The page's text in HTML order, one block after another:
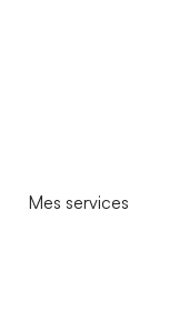
Mes services